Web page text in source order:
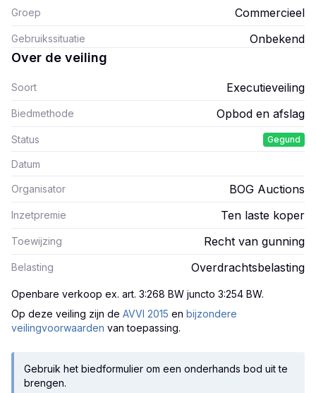
Groep Commercieel
Gebruikssituatie Onbekend
Over de veiling
Soort Executieveiling
Biedmethode Opbod en afslag
Status Gegund
Datum
Organisator BOG Auctions
Inzetpremie Ten laste koper
Toewijzing Recht van gunning
Belasting Overdrachtsbelasting
Openbare verkoop ex. art. 3:268 BW juncto 3:254 BW.
Op deze veiling zijn de AVVI 2015 en bijzondere
veilingvoorwaarden van toepassing.
Gebruik het biedformulier om een onderhands bod uit te
brengen.